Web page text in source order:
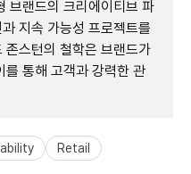
브랜드의 크리에이티브 파
지속 가능성 프로젝트를
존스턴의 철학은 브랜드가
를 통해 고객과 강력한 관
Retail